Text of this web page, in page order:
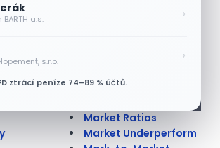
a.s. ›
s.r.o. ›
ztrácí peníze 74–89 % účtů.Market Outperform
Market Ratios
Market Underperform